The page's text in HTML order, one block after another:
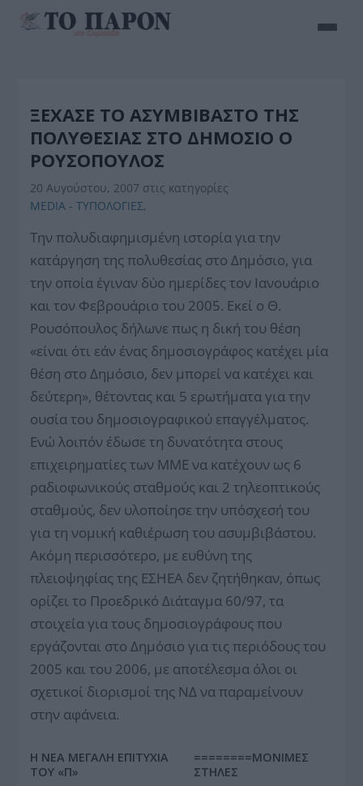
ΞΕΧΑΣΕ ΤΟ ΑΣΥΜΒΙΒΑΣΤΟ ΤΗΣ
ΠΟΛΥΘΕΣΙΑΣ ΣΤΟ ΔΗΜΟΣΙΟ Ο
ΡΟΥΣΟΠΟΥΛΟΣ
20 Αυγούστου, 2007 στις κατηγορίες
MEDIA - ΤΥΠΟΛΟΓΙΕΣ,
Την πολυδιαφημισμένη ιστορία για την
κατάργηση της πολυθεσίας στο Δημόσιο, για
την οποία έγιναν δύο ημερίδες τον Ιανουάριο
και τον Φεβρουάριο του 2005. Εκεί ο Θ.
Ρουσόπουλος δήλωνε πως η δική του θέση
«είναι ότι εάν ένας δημοσιογράφος κατέχει μία
θέση στο Δημόσιο, δεν μπορεί να κατέχει και
δεύτερη», θέτοντας και 5 ερωτήματα για την
ουσία του δημοσιογραφικού επαγγέλματος.
Ενώ λοιπόν έδωσε τη δυνατότητα στους
επιχειρηματίες των ΜΜΕ να κατέχουν ως 6
ραδιοφωνικούς σταθμούς και 2 τηλεοπτικούς
σταθμούς, δεν υλοποίησε την υπόσχεσή του
για τη νομική καθιέρωση του ασυμβιβάστου.
Ακόμη περισσότερο, με ευθύνη της
πλειοψηφίας της ΕΣΗΕΑ δεν ζητήθηκαν, όπως
ορίζει το Προεδρικό Διάταγμα 60/97, τα
στοιχεία για τους δημοσιογράφους που
εργάζονται στο Δημόσιο για τις περιόδους του
2005 και του 2006, με αποτέλεσμα όλοι οι
σχετικοί διορισμοί της ΝΔ να παραμείνουν
στην αφάνεια.
Η ΝΕΑ ΜΕΓΑΛΗ ΕΠΙΤΥΧΙΑ
ΤΟΥ «Π»
========ΜΟΝΙΜΕΣ
ΣΤΗΛΕΣ